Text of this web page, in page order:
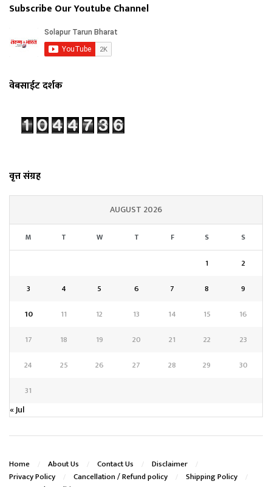
Subscribe Our Youtube Channel
वेबसाईट दर्शक
वृत्त संग्रह
AUGUST 2026
M T W T F S S
1
2
3
4 5 6 7 8
9
10
11 12 13 14 15
16
17
18 19 20 21 22
23
24
25 26 27 28 29
30
31
« Jul
Home About Us Contact Us
Disclaimer
Privacy Policy
Cancellation / Refund policy
Shipping Policy